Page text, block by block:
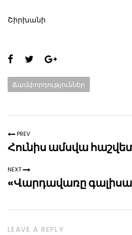
‌Շիրխանի
Share
page:
Categories:
Ճամփորդություններ
PREV
Հունիս ամսվա
NEXT
«Վարդավառը
LEAVE A REPLY